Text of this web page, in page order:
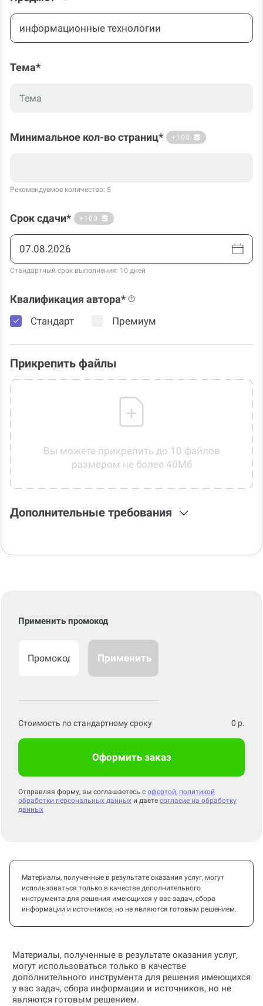
Тема*
Минимальное кол-во страниц* +100
Рекомендуемое количество: 5
Срок сдачи* +100
Стандартный срок выполнения: 10 дней
Квалификация автора*
Стандарт Премиум
Прикрепить файлы
Вы можете прикрепить до 10 файлов
размером не более 40Мб
Дополнительные требования
Применить промокод
Применить
Стоимость по стандартному сроку 0 р.
Оформить заказ
Отправляя форму, вы соглашаетесь с офертой, политикой
обработки персональных данных и даете согласие на обработку
данных
Материалы, полученные в результате оказания услуг, могут
использоваться только в качестве дополнительного
инструмента для решения имеющихся у вас задач, сбора
информации и источников, но не являются готовым решением.
Материалы, полученные в результате оказания услуг,
могут использоваться только в качестве
дополнительного инструмента для решения имеющихся
у вас задач, сбора информации и источников, но не
являются готовым решением.